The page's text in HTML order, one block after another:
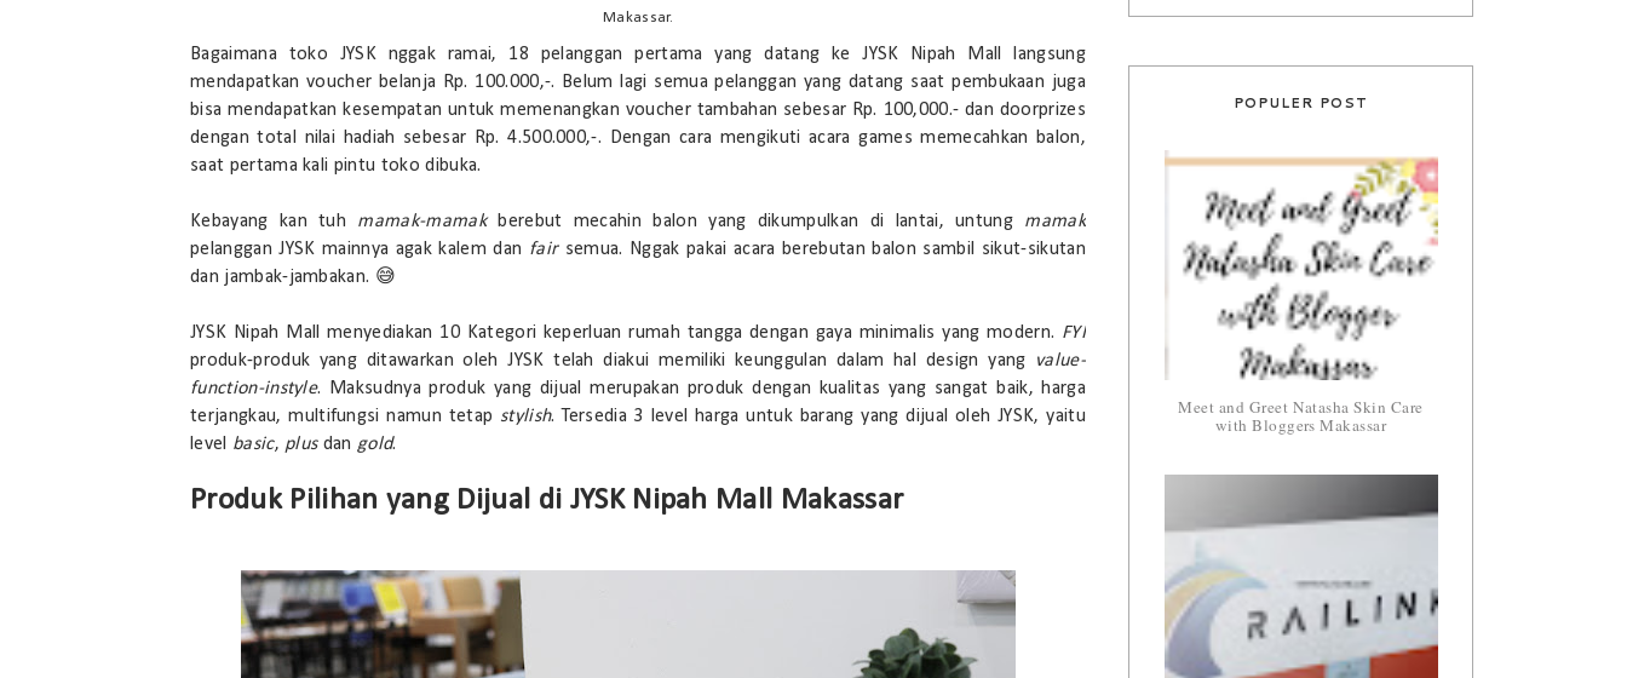
Makassar.
Bagaimana toko JYSK nggak ramai, 18 pelanggan pertama yang datang ke JYSK Nipah Mall langsung
mendapatkan voucher belanja Rp. 100.000,-. Belum lagi semua pelanggan yang datang saat pembukaan juga
bisa mendapatkan kesempatan untuk memenangkan voucher tambahan sebesar Rp. 100,000.- dan doorprizes
dengan total nilai hadiah sebesar Rp. 4.500.000,-. Dengan cara mengikuti acara games memecahkan balon,
saat pertama kali pintu toko dibuka.
Kebayang kan tuh mamak-mamakberebut mecahin balon yang dikumpulkan di lantai, untung mamak
pelanggan JYSK mainnya agak kalem dan fairsemua. Nggak pakai acara berebutan balon sambil sikut-sikutan
dan jambak-jambakan. 😅
JYSK Nipah Mall menyediakan 10 Kategori keperluan rumah tangga dengan gaya minimalis yang modern. FYI
produk-produk yang ditawarkan oleh JYSK telah diakui memiliki keunggulan dalam hal design yang
value-
function-instyle. Maksudnya produk yang dijual merupakan produk dengan kualitas yang sangat baik, harga
terjangkau, multifungsi namun tetap stylish. Tersedia 3 level harga untuk barang yang dijual oleh JYSK, yaitu
level basic, plusdangold.
Produk Pilihan yang Dijual di JYSK Nipah Mall Makassar
POPULER POST
Meet and Greet Natasha Skin Care
with Bloggers Makassar